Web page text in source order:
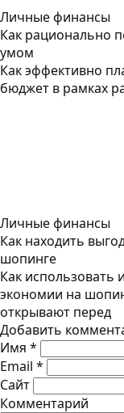
Личные финансы
Как рационально
умом
Как эффективно
бюджет в рамках
Личные финансы
Как находить
шопинге
Как использовать
экономии на
открывают перед
Добавить
Имя *
Email *
Сайт
Комментарий